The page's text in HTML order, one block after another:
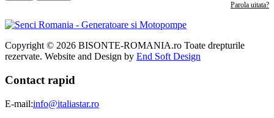
Parola uitata?
Copyright © 2026 BISONTE-ROMANIA.ro Toate drepturile
rezervate. Website and Design by End Soft Design
Contact rapid
E-mail:info@italiastar.ro